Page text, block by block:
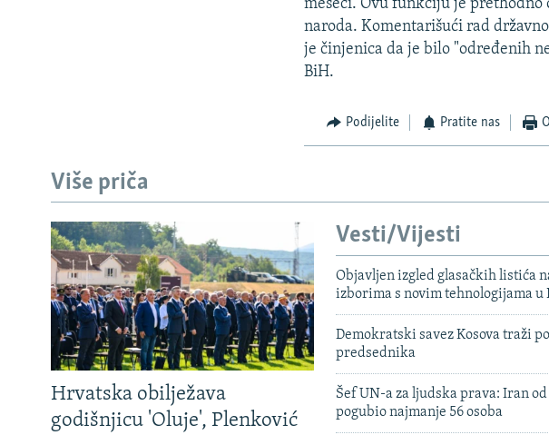
TV LIBERTY
POST SCRIPTUM
MOJA EVROPA
TRI DECENIJE OD RATA U BIH
SVE KARTE DEJTONA
NASTANAK I RASPAD JUGOSLAVIJE
meseci. Ovu funkciju je prethodno
naroda. Komentarišući rad
je činjenica da je bilo "određenih
BiH.
Podijelite Pratite nas
Više priča
Hrvatska obilježava
godišnjicu 'Oluje', Plenković
Vesti/Vijesti
Objavljen izgled glasačkih listića
izborima s novim tehnologijama u
Demokratski savez Kosova traži
predsednika
Šef UN-a za ljudska prava: Iran
pogubio najmanje 56 osoba